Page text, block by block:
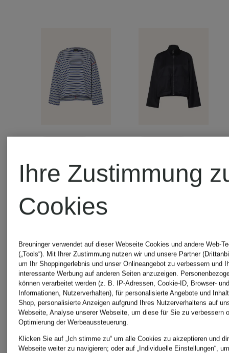
ELIAS
Oversized-
Shirt
IRIE
129,99 €
ELIAS
Blouson
BRITTI
229,99 €
Ihre Zustimmung
Cookies
Breuninger verwendet auf dieser Webseite Cookies und andere Web-
(„Tools“). Mit Ihrer Zustimmung nutzen wir und unsere Partner
um Ihr Shoppingerlebnis und unser Onlineangebot zu verbessern und
interessante Werbung auf anderen Seiten anzuzeigen.
können verarbeitet werden (z. B. IP-Adressen, Cookie-ID, Browser-
Informationen, Nutzerverhalten), für personalisierte Angebote und
Shop, personalisierte Anzeigen aufgrund Ihres Nutzerverhaltens auf
Webseite, Analyse unserer Webseite, um diese für Sie zu verbessern
Optimierung der Werbeaussteuerung.
Klicken Sie auf „Ich stimme zu“ um alle Cookies zu akzeptieren und
Webseite weiter zu navigieren; oder auf „Individuelle Einstellungen“,